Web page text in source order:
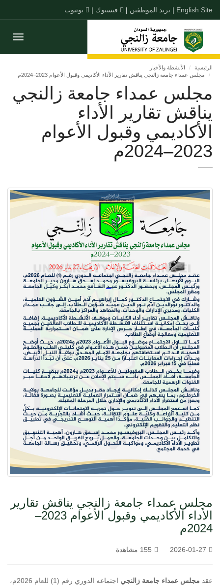
English Site
| بريد الموظفين | فيسبوك | يوتيوب
الرئيسية
الأنشطة والأخبار
مجلس عمداء جامعة زالنجي يناقش تقارير الأداء الأكاديمي وقبول الأعوام 2023–2024م
مجلس عمداء جامعة زالنجي
يناقش تقارير الأداء
الأكاديمي وقبول الأعوام
2023–2024م
مجلس عمداء جامعة زالنجي يناقش تقارير
الأداء الأكاديمي وقبول الأعوام 2023–
2024م
2026-01-27 155 مشاهدة
عقد مجلس عمداء جامعة زالنجي
اجتماعه الدوري رقم (1) للعام 2026م،